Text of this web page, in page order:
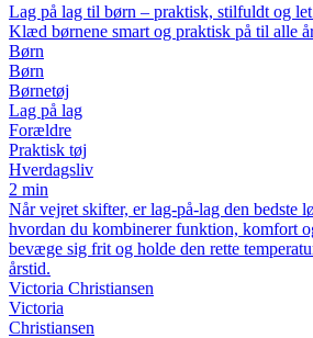
Lag på lag til børn – praktisk, stilfuldt og
Klæd børnene smart og praktisk på til alle
Børn
Børn
Børnetøj
Lag på lag
Forældre
Praktisk tøj
Hverdagsliv
2 min
Når vejret skifter, er lag-på-lag den bedste
hvordan du kombinerer funktion, komfort
bevæge sig frit og holde den rette
årstid.
Victoria Christiansen
Victoria
Christiansen